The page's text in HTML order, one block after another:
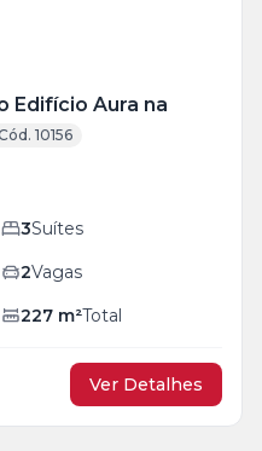
Edifício Aura na
10156
3Suítes
2Vagas
227 m²Total
Ver Detalhes